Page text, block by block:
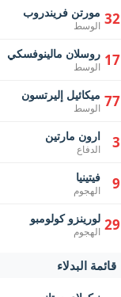
32 مورتن فريندروب
الوسط
17 روسلان مالينوفسكي
الوسط
77 ميكائيل إليرتسون
الوسط
3 ارون مارتين
الدفاع
9 فيتينيا
الهجوم
29 لورينزو كولومبو
الهجوم
قائمة البدلاء